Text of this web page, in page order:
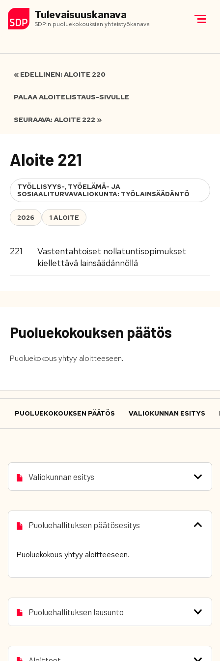
Tulevaisuuskanava
SDP:n puoluekokouksien yhteistyökanava
« EDELLINEN: ALOITE 220
PALAA ALOITELISTAUS-SIVULLE
SEURAAVA: ALOITE 222 »
Aloite 221
TYÖLLISYYS-, TYÖELÄMÄ- JA
SOSIAALITURVAVALIOKUNTA: TYÖLAINSÄÄDÄNTÖ
2026 1 ALOITE
221
Vastentahtoiset nollatuntisopimukset
kiellettävä lainsäädännöllä
Puoluekokouksen päätös
Puoluekokous yhtyy aloitteeseen.
PUOLUEKOKOUKSEN PÄÄTÖS VALIOKUNNAN ESITYS
Valiokunnan esitys
Puoluehallituksen päätösesitys
Puoluekokous yhtyy aloitteeseen.
Puoluehallituksen lausunto